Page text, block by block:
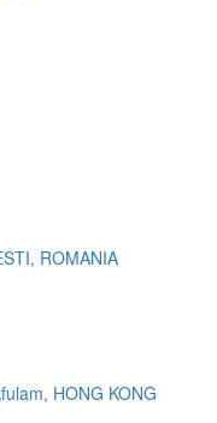
ROMANIA
HONG KONG